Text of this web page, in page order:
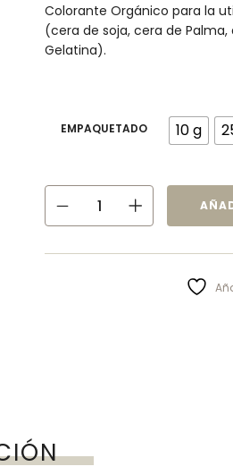
Colorante Orgánico para la
(cera de soja, cera de
Gelatina).
EMPAQUETADO 10 g